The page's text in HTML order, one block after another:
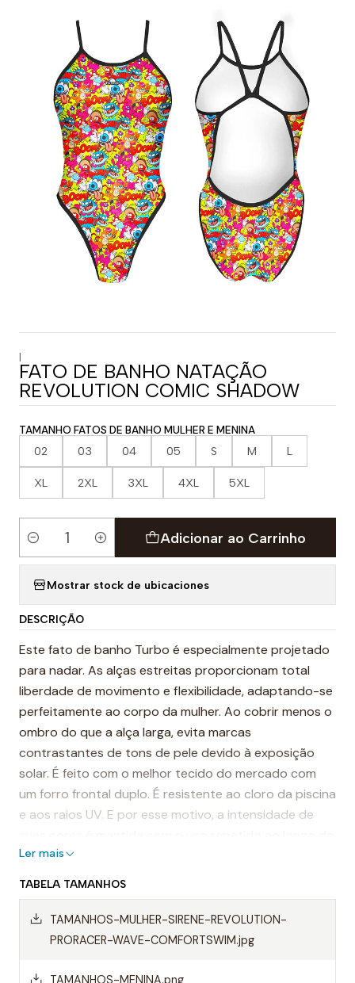
|
FATO DE BANHO NATAÇÃO
REVOLUTION COMIC SHADOW
TAMANHO FATOS DE BANHO MULHER E MENINA
02 03 04 05 S M L
XL 2XL 3XL 4XL 5XL
Quantidade
Adicionar ao Carrinho
Mostrar stock de ubicaciones
DESCRIÇÃO
Este fato de banho Turbo é especialmente projetado
para nadar. As alças estreitas proporcionam total
liberdade de movimento e flexibilidade, adaptando-se
perfeitamente ao corpo da mulher. Ao cobrir menos o
ombro do que a alça larga, evita marcas
contrastantes de tons de pele devido à exposição
solar. É feito com o melhor tecido do mercado com
um forro frontal duplo. É resistente ao cloro da piscina
e aos raios UV. E por esse motivo, a intensidade de
tempo.
É considerado um dos fatos de banho mais
resistentes do mundo.
Destaques:
Ler mais
TABELA TAMANHOS
TAMANHOS-MULHER-SIRENE-REVOLUTION-
PRORACER-WAVE-COMFORTSWIM.jpg
TAMANHOS-MENINA.png